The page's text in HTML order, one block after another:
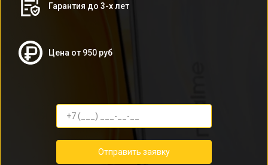
Гарантия до 3-х лет
Цена от 950 руб
Отправить заявку